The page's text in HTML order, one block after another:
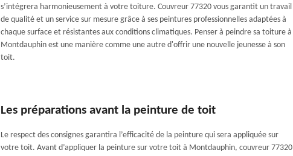
s’intégrera harmonieusement à votre toiture. Couvreur 77320 vous garantit un travail
de qualité et un service sur mesure grâce à ses peintures professionnelles adaptées à
chaque surface et résistantes aux conditions climatiques. Penser à peindre sa toiture à
Montdauphin est une manière comme une autre d'offrir une nouvelle jeunesse à son
toit.
Les préparations avant la peinture de toit
Le respect des consignes garantira l’efficacité de la peinture qui sera appliquée sur
votre toit. Avant d’appliquer la peinture sur votre toit à Montdauphin, couvreur 77320